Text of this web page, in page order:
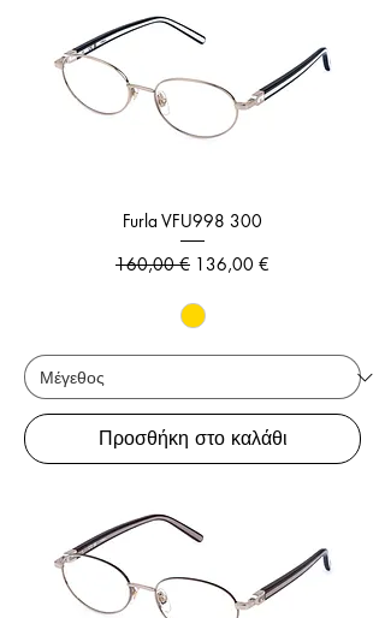
Furla VFU998 300
Κανονική τιμή
160,00 € Τιμή Έκπτωσης
136,00 €
Προσθήκη στο καλάθι